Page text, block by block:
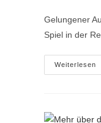
Gelungener
Spiel in der
Weiterlesen